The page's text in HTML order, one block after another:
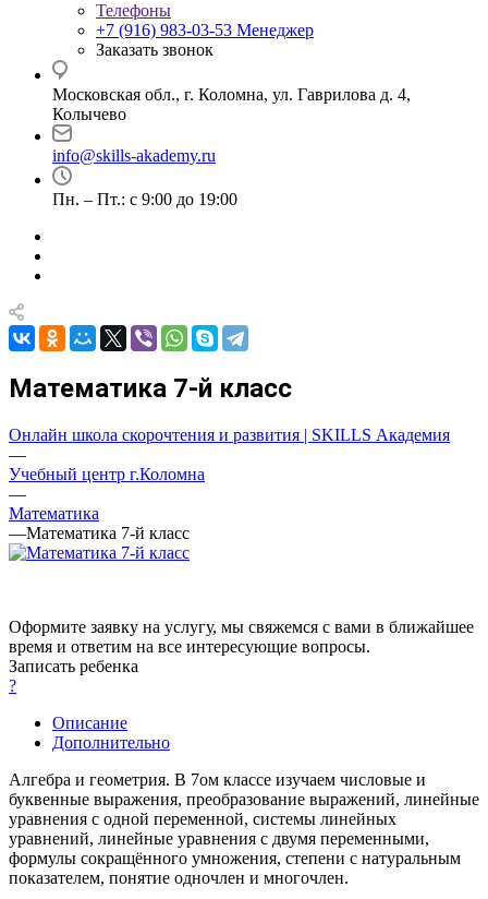
Телефоны
+7 (916) 983-03-53 Менеджер
Заказать звонок
Московская обл., г. Коломна, ул. Гаврилова д. 4,
Колычево
info@skills-akademy.ru
Пн. – Пт.: с 9:00 до 19:00
Математика 7-й класс
Онлайн школа скорочтения и развития | SKILLS Академия
—
Учебный центр г.Коломна
—
Математика
—Математика 7-й класс
Оформите заявку на услугу, мы свяжемся с вами в ближайшее
время и ответим на все интересующие вопросы.
Записать ребенка
?
Описание
Дополнительно
Алгебра и геометрия. В 7ом классе изучаем числовые и
буквенные выражения, преобразование выражений, линейные
уравнения с одной переменной, системы линейных
уравнений, линейные уравнения с двумя переменными,
формулы сокращённого умножения, степени с натуральным
показателем, понятие одночлен и многочлен.